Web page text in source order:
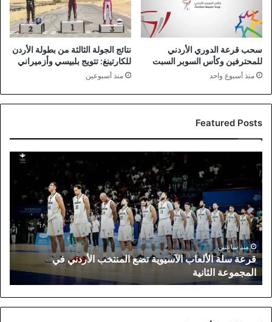
سحب قرعة الدوري الأردني
للمحترفين وكأس السوبر السبت
منذ أسبوع واحد
نتائج الجولة الثالثة من بطولة الأردن
للكارتينغ: تتويج بلبيسي وأزميراني
منذ أسبوعين
Featured Posts
سلة
الألعاب
الآسيوية
تضع
المنتخب
الأردني
في
المجموعة
الثانية
منذ ساعتين
قرعة سلة الألعاب الآسيوية تضع المنتخب الأردني في
المجموعة الثانية